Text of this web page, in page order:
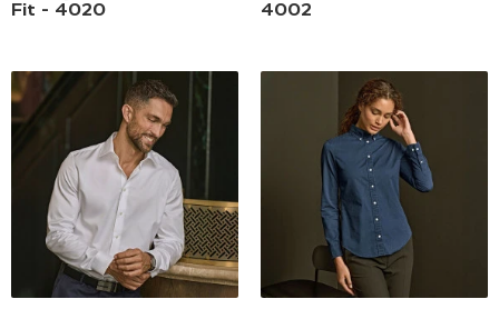
Fit - 4020
4002